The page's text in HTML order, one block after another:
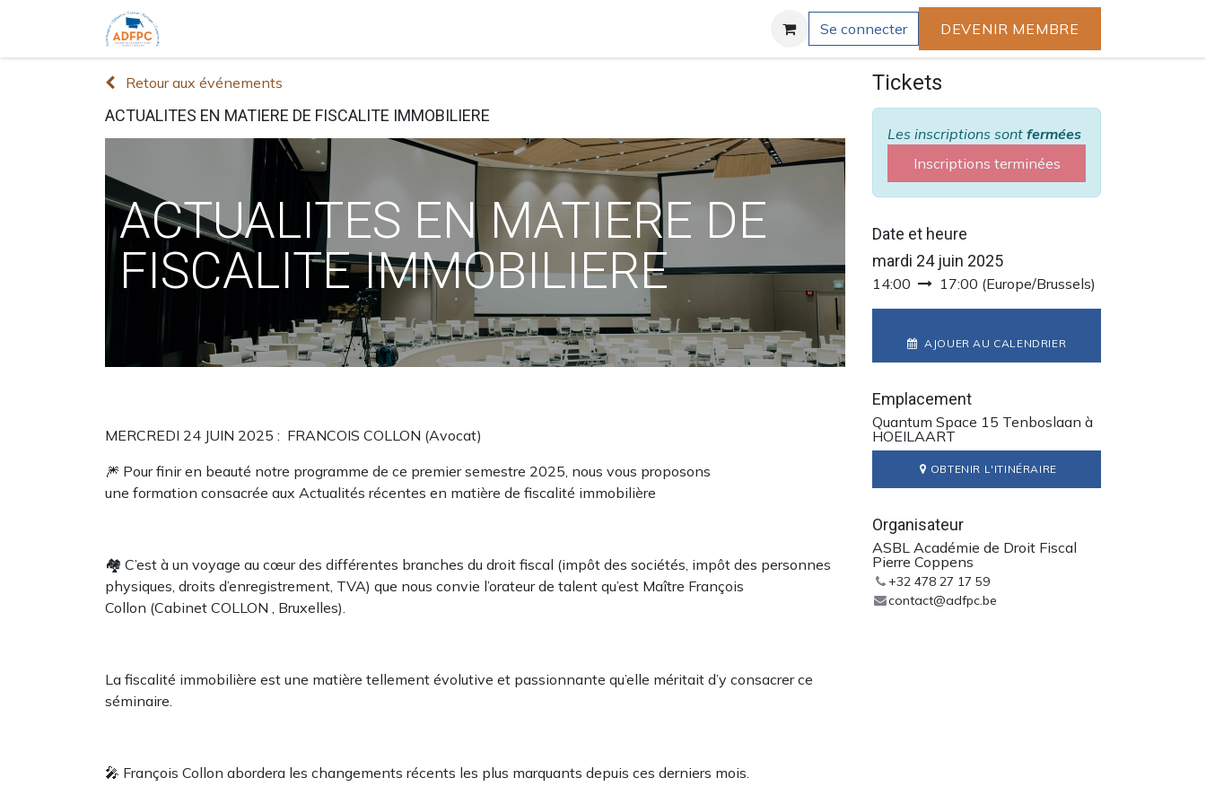
Se connecter DEVENIR MEMBRE
Retour aux événements
ACTUALITES EN MATIERE DE FISCALITE IMMOBILIERE
ACTUALITES EN MATIERE DE
FISCALITE IMMOBILIERE
MERCREDI 24 JUIN 2025 : FRANCOIS COLLON (Avocat)
🎆 Pour finir en beauté notre programme de ce premier semestre 2025, nous vous proposons
une formation consacrée aux Actualités récentes en matière de fiscalité immobilière
🏘️ C’est à un voyage au cœur des différentes branches du droit fiscal (impôt des sociétés, impôt des personnes
physiques, droits d’enregistrement, TVA) que nous convie l’orateur de talent qu’est Maître François
Collon (Cabinet COLLON , Bruxelles).
La fiscalité immobilière est une matière tellement évolutive et passionnante qu’elle méritait d’y consacrer ce
séminaire.
🎤 François Collon abordera les changements récents les plus marquants depuis ces derniers mois.
Tickets
Les inscriptions sont fermées
Inscriptions terminées
Date et heure
mardi 24 juin 2025
14:00 17:00 (Europe/Brussels)
AJOUER AU CALENDRIER
Emplacement
Quantum Space 15 Tenboslaan à
HOEILAART
OBTENIR L'ITINÉRAIRE
Organisateur
ASBL Académie de Droit Fiscal
Pierre Coppens
+32 478 27 17 59
contact@adfpc.be